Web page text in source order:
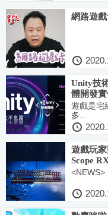
網路遊
Unity技
體開發實
遊戲是宅
多...
遊戲玩
Scope
<NEWS>